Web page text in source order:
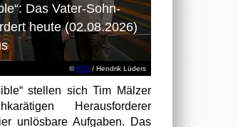
©RTL / Hendrik Lüders
Das Vater-Sohn-
heute (02.08.2026)
stellen sich Tim Mälzer
Herausforderer
unlösbare Aufgaben. Das